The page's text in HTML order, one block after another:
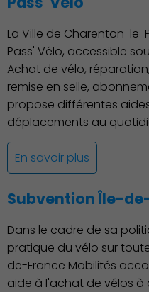
La Ville de Charenton-le-
Pass' Vélo, accessible
Achat de vélo,
remise en selle,
propose différentes
déplacements au
En savoir plus
Subvention Île-
Dans le cadre de sa
pratique du vélo sur
de-France Mobilités
aide à l'achat de vélos à